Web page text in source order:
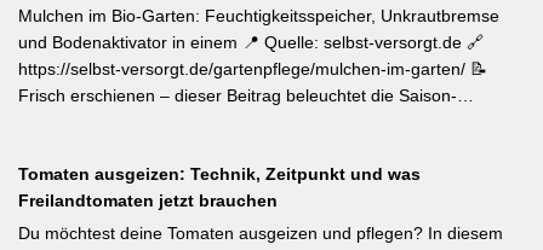
Nützlingsförderung, strukturreiche Beete und der Verzicht auf
Pestizide sind die entscheidenden Stellschrauben. Ein
motivierender Impuls für jeden GBV-Garten. [Thema-Tag:
#Biodiversität #Gartengestaltung #Naturnahergarten]
Mulchen im Bio-Garten: Feuchtigkeitsspeicher, Unkrautbremse
und Bodenaktivator in einem 📍 Quelle: selbst-versorgt.de 🔗
https://selbst-versorgt.de/gartenpflege/mulchen-im-garten/ 📝
Frisch erschienen – dieser Beitrag beleuchtet die Saison-
Austrocknung. Die ideale Schichtdicke liegt bei 5–10 cm, immer
mit Abstand zum Pflanzenstamm, um Fäulnis zu vermeiden.
Besonders wertvoll: Häufige Fehler wie zu dicke Schichten oder
Tomaten ausgeizen: Technik, Zeitpunkt und was
Freilandtomaten jetzt brauchen
Du möchtest deine Tomaten ausgeizen und pflegen? In diesem